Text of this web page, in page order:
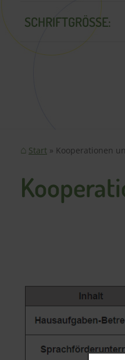
SCHRIFTGRÖSSE:
Start Kooperationen